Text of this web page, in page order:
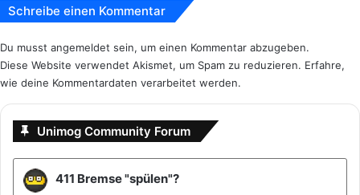
i
t
s
t
a
r
e
Schreibe einen Kommentar
Du musst angemeldet sein, um einen Kommentar abzugeben.
Diese Website verwendet Akismet, um Spam zu reduzieren. Erfahre,
wie deine Kommentardaten verarbeitet werden.
Unimog Community Forum
411 Bremse "spülen"?